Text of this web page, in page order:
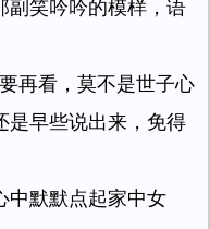
副笑吟吟的模样，语
再看，莫不是世子心
是早些说出来，免得
中默默点起家中女